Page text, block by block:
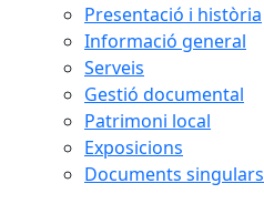
Presentació i història
Informació general
Serveis
Gestió documental
Patrimoni local
Exposicions
Documents singulars